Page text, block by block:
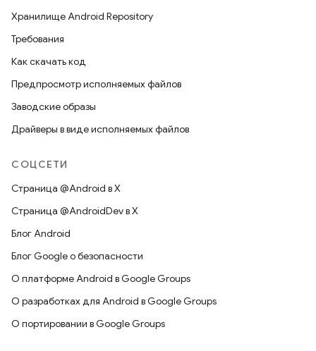
Хранилище Android Repository
Требования
Как скачать код
Предпросмотр исполняемых файлов
Заводские образы
Драйверы в виде исполняемых файлов
СОЦСЕТИ
Страница @Android в X
Страница @AndroidDev в X
Блог Android
Блог Google о безопасности
О платформе Android в Google Groups
О разработках для Android в Google Groups
О портировании в Google Groups